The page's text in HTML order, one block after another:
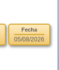
Fecha
05/08/2026